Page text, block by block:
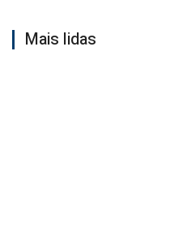
Mais lidas